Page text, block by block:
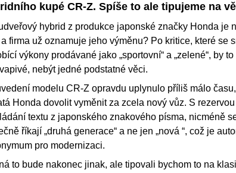
kupé CR-Z. Spíše to ale tipujeme na
hybrid z produkce japonské značky Honda je
a firma už oznamuje jeho výměnu? Po kritice, které se
výkony prodávané jako „sportovní“ a „zelené“, by
nebýt jedné podstatné věci.
modelu CR-Z opravdu uplynulo příliš málo
Honda dovolit vyměnit za zcela nový vůz. S
textu z japonského znakového písma, nicméně
říkají „druhá generace“ a ne jen „nová “, což je
pro modernizaci.
to bude nakonec jinak, ale tipovali bychom to na